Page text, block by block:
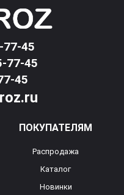
77-45
77-45
45
ПОКУПАТЕЛЯМ
Распродажа
Каталог
Новинки